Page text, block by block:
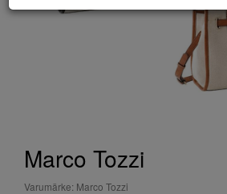
Marco Tozzi
Varumärke: Marco Tozzi